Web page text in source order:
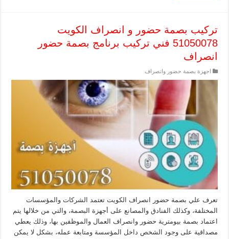
تركيب بصمة حضور و انصراف الكويت
51050078 فني تركيب برنامج بصمة حضور
انصراف
اجهزة بصمة حضور وانصراف
تعرف علي بصمة حضور انصراف الكويت تعتمد الشركات والمؤسسات
المختلفة، وكذلك الفنادق والمصانع على أجهزة البصمة، والتي من خلالها يتم
اعتماد بصمة بيومترية حضور وانصراف العمال والموظفين بها، وذلك يعطي
مصداقية على وجود الشخص داخل المؤسسة ومتابعة عمله، بشكل لا يمكن